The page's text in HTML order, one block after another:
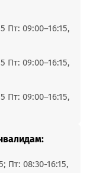
Пт: 09:00–16:15,
Пт: 09:00–16:15,
Пт: 09:00–16:15,
Пт: 08:30-16:15,